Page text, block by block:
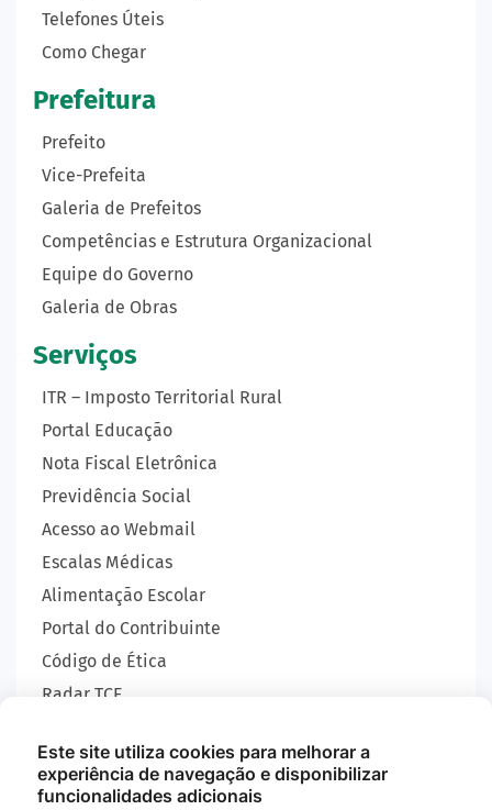
Telefones Úteis
Como Chegar
Prefeitura
Prefeito
Vice-Prefeita
Galeria de Prefeitos
Competências e Estrutura Organizacional
Equipe do Governo
Galeria de Obras
Serviços
ITR – Imposto Territorial Rural
Portal Educação
Nota Fiscal Eletrônica
Previdência Social
Acesso ao Webmail
Escalas Médicas
Alimentação Escolar
Portal do Contribuinte
Código de Ética
Radar TCE
SIC
GEOBRAS
Este site utiliza cookies para melhorar a
experiência de navegação e disponibilizar
funcionalidades adicionais